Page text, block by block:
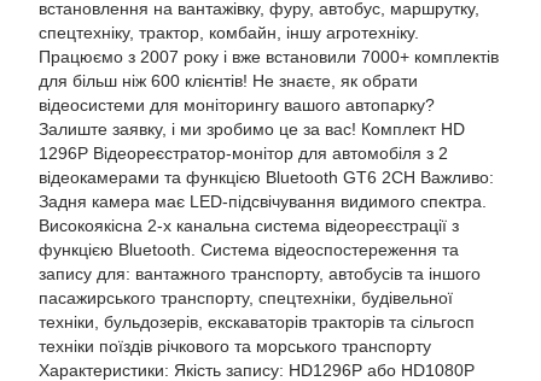
встановлення на вантажівку, фуру, автобус, маршрутку,
спецтехніку, трактор, комбайн, іншу агротехніку.
Працюємо з 2007 року і вже встановили 7000+ комплектів
для більш ніж 600 клієнтів! Не знаєте, як обрати
відеосистеми для моніторингу вашого автопарку?
Залиште заявку, і ми зробимо це за вас! Комплект HD
1296P Відеореєстратор-монітор для автомобіля з 2
відеокамерами та функцією Bluetooth GT6 2CH Важливо:
Задня камера має LED-підсвічування видимого спектра.
Високоякісна 2-х канальна система відеореєстрації з
функцією Bluetooth. Система відеоспостереження та
запису для: вантажного транспорту, автобусів та іншого
пасажирського транспорту, спецтехніки, будівельної
техніки, бульдозерів, екскаваторів тракторів та сільгосп
техніки поїздів річкового та морського транспорту
Характеристики: Якість запису: HD1296P або HD1080P